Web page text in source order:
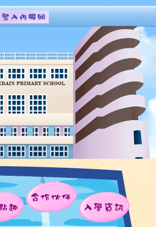
趣
合作伙伴
入學資訊